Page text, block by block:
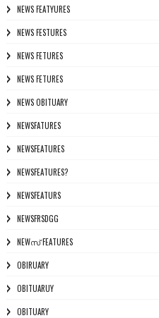
NEWS FEATYURES
NEWS FESTURES
NEWS FETURES
NEWS FETURES
NEWS OBITUARY
NEWSFATURES
NEWSFEATURES
NEWSFEATURES?
NEWSFEATURS
NEWSFRSDGG
NEWസ് FEATURES
OBIRUARY
OBITUARUY
OBITUARY